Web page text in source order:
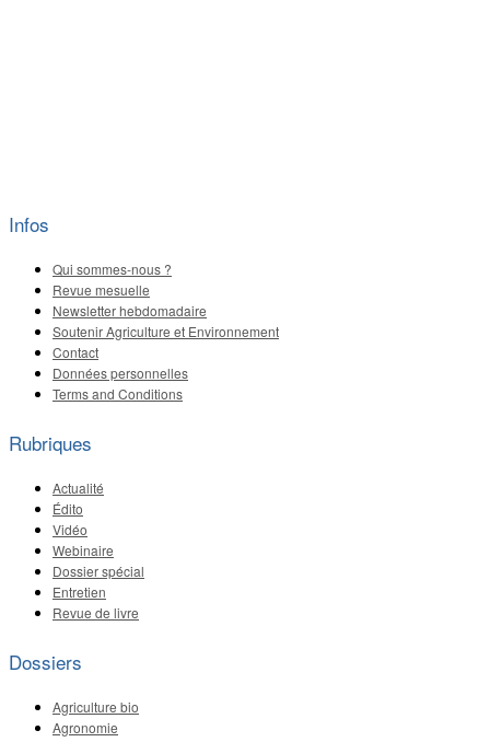
Infos
Qui sommes-nous ?
Revue mesuelle
Newsletter hebdomadaire
Soutenir Agriculture et Environnement
Contact
Données personnelles
Terms and Conditions
Rubriques
Actualité
Édito
Vidéo
Webinaire
Dossier spécial
Entretien
Revue de livre
Dossiers
Agriculture bio
Agronomie